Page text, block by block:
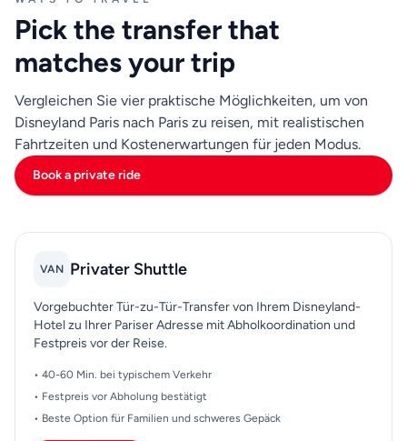
Buchung zu ordnen: schnellste Ankunft, niedrigste
passen Sie diese Prioritäten an eine realistische
Abfahrtszeit von Disneyland und Ihren genauen Zielort
in Paris an. Mit diesem Ansatz vermeiden Sie Last-
Minute-Änderungen und kommen mit
vorhersehbarerem Timing für Check-in, Meetings oder
Sightseeing-Pläne an.
Pick the transfer that
matches your trip
Vergleichen Sie vier praktische Möglichkeiten, um von
Disneyland Paris nach Paris zu reisen, mit realistischen
Fahrtzeiten und Kostenerwartungen für jeden Modus.
Book a private ride
VAN Privater Shuttle
Vorgebuchter Tür-zu-Tür-Transfer von Ihrem Disneyland-
Hotel zu Ihrer Pariser Adresse mit Abholkoordination und
Festpreis vor der Reise.
• 40-60 Min. bei typischem Verkehr
• Festpreis vor Abholung bestätigt
• Beste Option für Familien und schweres Gepäck